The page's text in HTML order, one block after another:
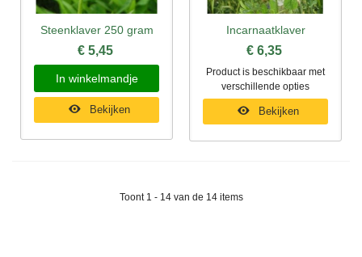
Steenklaver 250 gram
€ 5,45
In winkelmandje
Bekijken
Incarnaatklaver
€ 6,35
Product is beschikbaar met
verschillende opties
Bekijken
Toont 1 - 14 van de 14 items